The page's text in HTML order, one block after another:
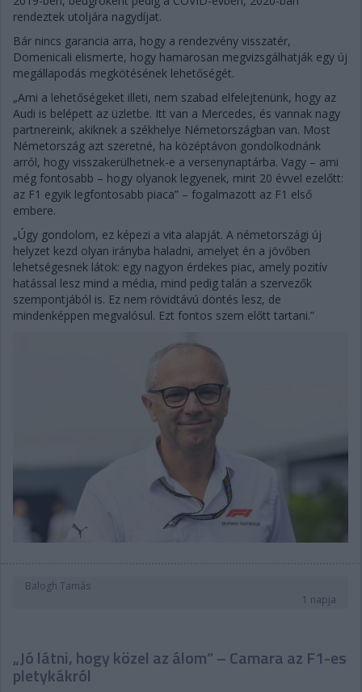
rendeztek utoljára nagydíjat.
Bár nincs garancia arra, hogy a rendezvény visszatér,
Domenicali elismerte, hogy hamarosan megvizsgálhatják egy új
megállapodás megkötésének lehetőségét.
„Ami a lehetőségeket illeti, nem szabad elfelejtenünk, hogy az
Audi is belépett az üzletbe. Itt van a Mercedes, és vannak nagy
partnereink, akiknek a székhelye Németországban van. Most
Németország azt szeretné, ha középtávon gondolkodnánk
arról, hogy visszakerülhetnek-e a versenynaptárba. Vagy – ami
még fontosabb – hogy olyanok legyenek, mint 20 évvel ezelőtt:
az F1 egyik legfontosabb piaca” – fogalmazott az F1 első
embere.
„Úgy gondolom, ez képezi a vita alapját. A németországi új
helyzet kezd olyan irányba haladni, amelyet én a jövőben
lehetségesnek látok: egy nagyon érdekes piac, amely pozitív
hatással lesz mind a média, mind pedig talán a szervezők
szempontjából is. Ez nem rövidtávú döntés lesz, de
mindenképpen megvalósul. Ezt fontos szem előtt tartani.”
Balogh Tamás
1 napja
„Jó látni, hogy közel az álom” – Camara az F1-es
pletykákról